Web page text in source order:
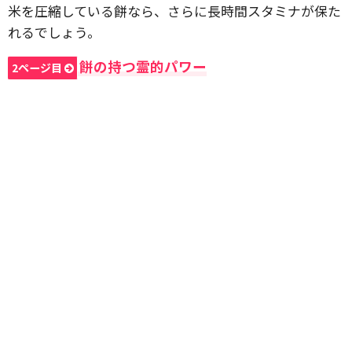
米を圧縮している餅なら、さらに長時間スタミナが保た
れるでしょう。
2ページ目 餅の持つ霊的パワー